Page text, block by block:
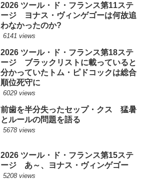
2026 ツール・ド・フランス第11ステ
ージ ヨナス・ヴィンゲゴーは何故追
わなかったのか?
6141 views
2026 ツール・ド・フランス第18ステ
ージ ブラックリストに載っていると
分かっていたトム・ピドコックは総合
順位死守に
6029 views
前歯を半分失ったセップ・クス 猛暑
とルールの問題を語る
5678 views
2026 ツール・ド・フランス第15ステ
ージ あ～、ヨナス・ヴィンゲゴー
5208 views